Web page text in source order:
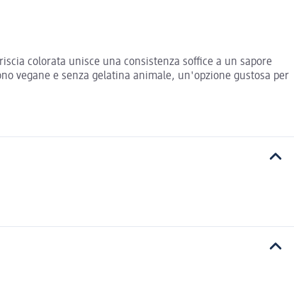
colorata unisce una consistenza soffice a un sapore
vegane e senza gelatina animale, un'opzione gustosa per